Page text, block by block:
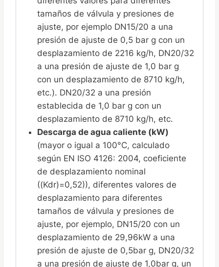
tamaños de válvula y presiones de
ajuste, por ejemplo DN15/20 a una
presión de ajuste de 0,5 bar g con un
desplazamiento de 2216 kg/h, DN20/32
a una presión de ajuste de 1,0 bar g
con un desplazamiento de 8710 kg/h,
etc.). DN20/32 a una presión
establecida de 1,0 bar g con un
desplazamiento de 8710 kg/h, etc.
Descarga de agua caliente (kW)
(mayor o igual a 100°C, calculado
según EN ISO 4126: 2004, coeficiente
de desplazamiento nominal
((Kdr)=0,52)), diferentes valores de
desplazamiento para diferentes
tamaños de válvula y presiones de
ajuste, por ejemplo, DN15/20 con un
desplazamiento de 29,96kW a una
presión de ajuste de 0,5bar g, DN20/32
a una presión de ajuste de 1,0bar g, un